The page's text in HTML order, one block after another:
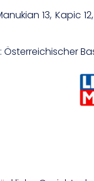
13, Kapic
Österreichischer